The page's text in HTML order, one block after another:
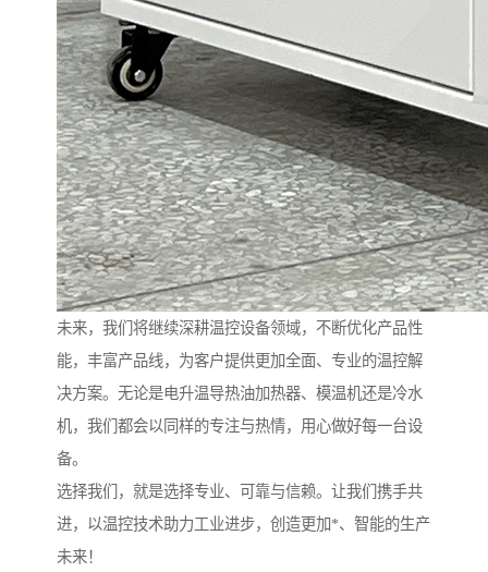
未来，我们将继续深耕温控设备领域，不断优化产品性
能，丰富产品线，为客户提供更加全面、专业的温控解
决方案。无论是电升温导热油加热器、模温机还是冷水
机，我们都会以同样的专注与热情，用心做好每一台设
备。
选择我们，就是选择专业、可靠与信赖。让我们携手共
进，以温控技术助力工业进步，创造更加*、智能的生产
未来！